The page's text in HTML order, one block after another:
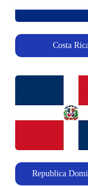
Costa
Republica